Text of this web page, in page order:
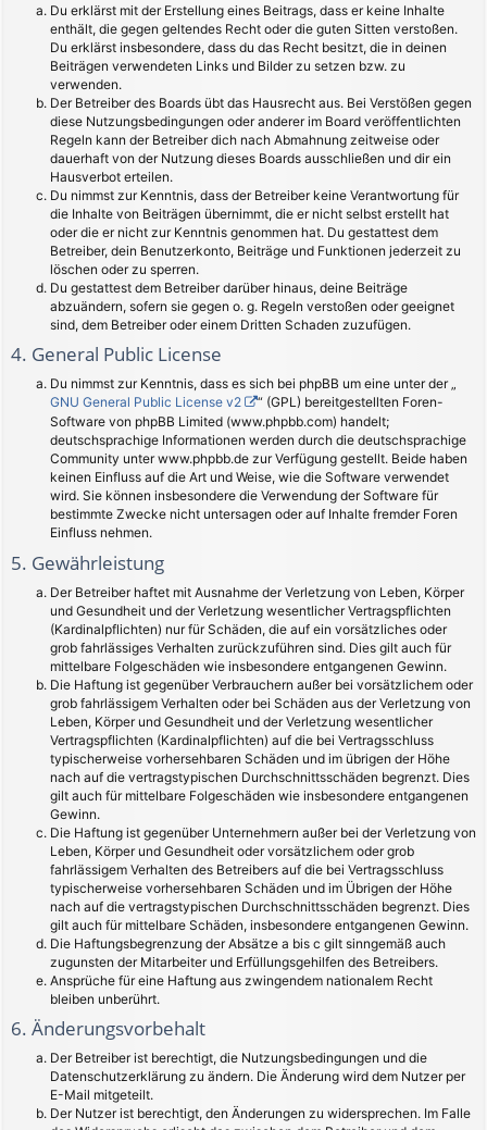
Du erklärst mit der Erstellung eines Beitrags, dass er keine Inhalte
enthält, die gegen geltendes Recht oder die guten Sitten verstoßen.
Du erklärst insbesondere, dass du das Recht besitzt, die in deinen
Beiträgen verwendeten Links und Bilder zu setzen bzw. zu
verwenden.
Der Betreiber des Boards übt das Hausrecht aus. Bei Verstößen gegen
diese Nutzungsbedingungen oder anderer im Board veröffentlichten
Regeln kann der Betreiber dich nach Abmahnung zeitweise oder
dauerhaft von der Nutzung dieses Boards ausschließen und dir ein
Hausverbot erteilen.
Du nimmst zur Kenntnis, dass der Betreiber keine Verantwortung für
die Inhalte von Beiträgen übernimmt, die er nicht selbst erstellt hat
oder die er nicht zur Kenntnis genommen hat. Du gestattest dem
Betreiber, dein Benutzerkonto, Beiträge und Funktionen jederzeit zu
löschen oder zu sperren.
Du gestattest dem Betreiber darüber hinaus, deine Beiträge
abzuändern, sofern sie gegen o. g. Regeln verstoßen oder geeignet
sind, dem Betreiber oder einem Dritten Schaden zuzufügen.
4. General Public License
Du nimmst zur Kenntnis, dass es sich bei phpBB um eine unter der „
GNU General Public License v2
“ (GPL) bereitgestellten Foren-
Software von phpBB Limited (www.phpbb.com) handelt;
deutschsprachige Informationen werden durch die deutschsprachige
Community unter www.phpbb.de zur Verfügung gestellt. Beide haben
keinen Einfluss auf die Art und Weise, wie die Software verwendet
wird. Sie können insbesondere die Verwendung der Software für
bestimmte Zwecke nicht untersagen oder auf Inhalte fremder Foren
Einfluss nehmen.
5. Gewährleistung
Der Betreiber haftet mit Ausnahme der Verletzung von Leben, Körper
und Gesundheit und der Verletzung wesentlicher Vertragspflichten
(Kardinalpflichten) nur für Schäden, die auf ein vorsätzliches oder
grob fahrlässiges Verhalten zurückzuführen sind. Dies gilt auch für
mittelbare Folgeschäden wie insbesondere entgangenen Gewinn.
Die Haftung ist gegenüber Verbrauchern außer bei vorsätzlichem oder
grob fahrlässigem Verhalten oder bei Schäden aus der Verletzung von
Leben, Körper und Gesundheit und der Verletzung wesentlicher
Vertragspflichten (Kardinalpflichten) auf die bei Vertragsschluss
typischerweise vorhersehbaren Schäden und im übrigen der Höhe
nach auf die vertragstypischen Durchschnittsschäden begrenzt. Dies
gilt auch für mittelbare Folgeschäden wie insbesondere entgangenen
Gewinn.
Die Haftung ist gegenüber Unternehmern außer bei der Verletzung von
Leben, Körper und Gesundheit oder vorsätzlichem oder grob
fahrlässigem Verhalten des Betreibers auf die bei Vertragsschluss
typischerweise vorhersehbaren Schäden und im Übrigen der Höhe
nach auf die vertragstypischen Durchschnittsschäden begrenzt. Dies
gilt auch für mittelbare Schäden, insbesondere entgangenen Gewinn.
Die Haftungsbegrenzung der Absätze a bis c gilt sinngemäß auch
zugunsten der Mitarbeiter und Erfüllungsgehilfen des Betreibers.
Ansprüche für eine Haftung aus zwingendem nationalem Recht
bleiben unberührt.
6. Änderungsvorbehalt
Der Betreiber ist berechtigt, die Nutzungsbedingungen und die
Datenschutzerklärung zu ändern. Die Änderung wird dem Nutzer per
E-Mail mitgeteilt.
Der Nutzer ist berechtigt, den Änderungen zu widersprechen. Im Falle